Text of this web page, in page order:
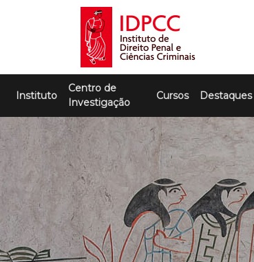
IDPCC
Instituto de Direito Penal e Ciências
Criminais
Instituto
Centro de
Investigação
Cursos Destaques